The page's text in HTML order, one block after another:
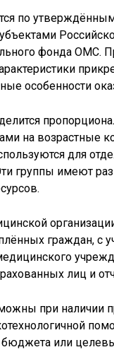
по
фонда ОМС.
особенности
на возрастные
для
группы имеют
граждан, с
лиц и
при наличии
бюджета или